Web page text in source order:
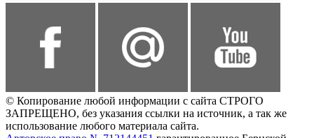
© Копирование любой информации с сайта СТРОГО
ЗАПРЕЩЕНО, без указания ссылки на источник, а так же
использование любого материала сайта.